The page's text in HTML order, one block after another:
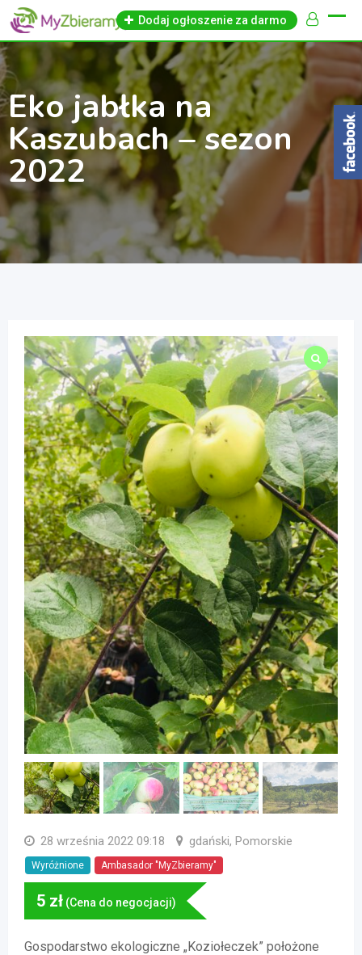
Skip
content
Dodaj ogłoszenie za darmo
Eko jabłka na
Kaszubach – sezon
2022
28 września 2022 09:18 gdański, Pomorskie
Wyróżnione Ambasador "MyZbieramy"
5 zł (Cena do negocjacji)
Gospodarstwo ekologiczne „Koziołeczek” położone